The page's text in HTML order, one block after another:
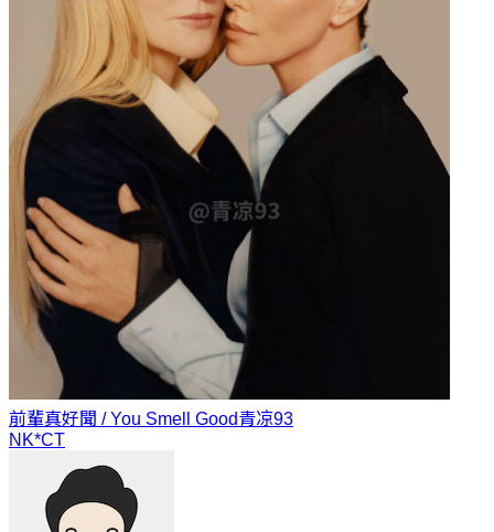
前輩真好聞 / You Smell Good青凉93
NK*CT